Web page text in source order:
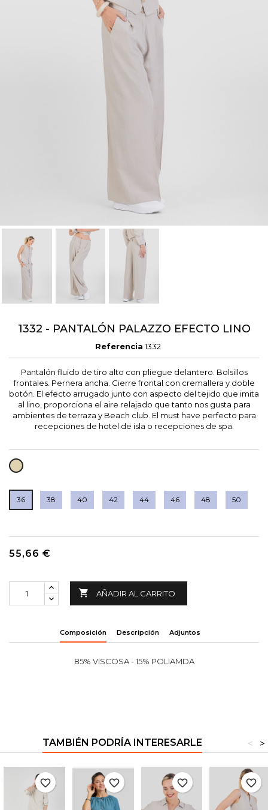
1332 - PANTALÓN PALAZZO EFECTO LINO
Referencia 1332
Pantalón fluido de tiro alto con pliegue delantero. Bolsillos
frontales. Pernera ancha. Cierre frontal con cremallera y doble
botón. El efecto arrugado junto con aspecto del tejido que imita
al lino, proporciona el aire relajado que tanto nos gusta para
ambientes de terraza y Beach club. El must have perfecto para
recepciones de hotel de isla o recepciones de spa.
CRUDO
36 38 40 42 44 46 48 50
55,66 €
 AÑADIR AL CARRITO
Composición Descripción Adjuntos
85% VISCOSA - 15% POLIAMDA
TAMBIÉN PODRÍA INTERESARLE >
<
favorite_border favorite_border favorite_border favorite_border
Crear lista de Favoritos
Cancelar